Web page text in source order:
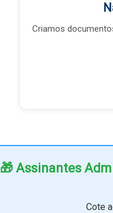
Criamos
🎁 Assinantes
Cote